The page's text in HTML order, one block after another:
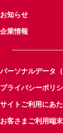
お知らせ
企業情報
パーソナルデータ
プライバシーポリ
サイトご利用にあ
お客さまご利用端